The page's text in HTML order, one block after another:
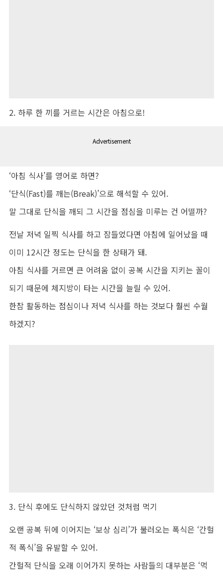
2. 하루 한 끼를 거르는 시간은 아침으로!
Advertisement
‘아침 식사’를 영어로 하면?
‘단식(Fast)를 깨는(Break)’으로 해석할 수 있어.
말 그대로 단식을 깨되 그 시간을 점심을 미루는 건 어떨까?
전날 저녁 일찍 식사를 하고 잠들었다면 아침에 일어났을 때
이미 12시간 정도는 단식을 한 상태가 돼.
아침 식사를 거르면 큰 어려움 없이 공복 시간을 지키는 꼴이
되기 때문에 체지방이 타는 시간을 늘릴 수 있어.
한참 활동하는 점심이나 저녁 식사를 하는 것보다 훨씬 수월
하겠지?
3. 단식 후에도 단식하지 않았던 것처럼 먹기
오랜 공복 뒤에 이어지는 ‘보상 심리’가 불러오는 폭식은 ‘간헐
적 폭식’을 유발할 수 있어.
간헐적 단식을 오래 이어가지 못하는 사람들의 대부분은 ‘먹